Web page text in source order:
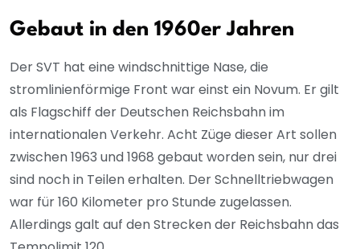
Gebaut in den 1960er Jahren
Der SVT hat eine windschnittige Nase, die
stromlinienförmige Front war einst ein Novum. Er gilt
als Flagschiff der Deutschen Reichsbahn im
internationalen Verkehr. Acht Züge dieser Art sollen
zwischen 1963 und 1968 gebaut worden sein, nur drei
sind noch in Teilen erhalten. Der Schnelltriebwagen
war für 160 Kilometer pro Stunde zugelassen.
Allerdings galt auf den Strecken der Reichsbahn das